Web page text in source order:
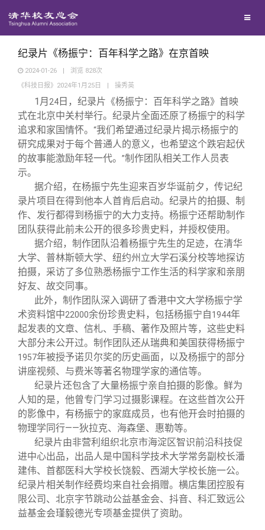
西南联大校友会
回馈母校
捐赠项目
捐赠新闻
捐赠纪事
捐赠方法
义工计划
媒体平台
《清华校友通讯》
《水木清华》
我要订阅
新媒体平台
百年清华
清华人物
清华故事
青春风采
校友文苑
校友讲坛
校友视界
校友服务
终身学习
信息化服务
三创大赛
实用信息
校友总会
总会简介
会长致辞
总会章程
理事会名单
制度法规
联系我们
关闭
纪录片《杨振宁：百年科学之路》在京首映
2024-01-26 | 浏览 828次
《科技日报》2024年1月25日
| 操秀英
1 月 24 日，纪录片《杨振宁：百年科学之路》首映
式在北京中关村举行。纪录片全面还原了杨振宁的科学
追求和家国情怀。 “我们希望通过纪录片揭示杨振宁的
研究成果对于每个普通人的意义，也希望这个跌宕起伏
的故事能激励年轻一代。 ”制作团队相关工作人员表
示。
据介绍，在杨振宁先生迎来百岁华诞前夕，传记纪
录片项目在得到他本人首肯后启动。纪录片的拍摄、制
作、发行都得到杨振宁的大力支持。杨振宁还帮助制作
团队获得此前未公开的很多珍贵史料，并授权使用。
据介绍，制作团队沿着杨振宁先生的足迹，在清华
大学、普林斯顿大学、纽约州立大学石溪分校等地探访
拍摄，采访了多位熟悉杨振宁工作生活的科学家和亲朋
好友、故交同事。
此外，制作团队深入调研了香港中文大学杨振宁学
术资料馆中22000余份珍贵史料，包括杨振宁自1944年
起发表的文章、信札、手稿、著作及照片等，这些史料
大部分未公开过。制作团队还从瑞典和美国获得杨振宁
1957年被授予诺贝尔奖的历史画面，以及杨振宁的部分
讲座视频、与费米等著名物理学家的通信等。
纪录片还包含了大量杨振宁亲自拍摄的影像。鲜为
人知的是，他曾专门学习过摄影课程。在这些首次公开
的影像中，有杨振宁的家庭成员，也有他开会时拍摄的
物理学同行——狄拉克、海森堡、惠勒等。
纪录片由非营利组织北京市海淀区智识前沿科技促
进中心出品，出品人是中国科学技术大学常务副校长潘
建伟、首都医科大学校长饶毅、西湖大学校长施一公。
纪录片相关制作经费均来自社会捐赠。横店集团控股有
限公司、北京字节跳动公益基金会、抖音、科汇致远公
益基金会瑾毅德光专项基金提供了资助。